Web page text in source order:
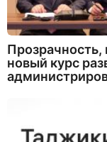
новый курс